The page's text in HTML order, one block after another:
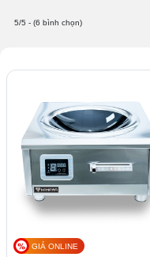
5/5 - (6 bình chọn)
GIÁ ONLINE